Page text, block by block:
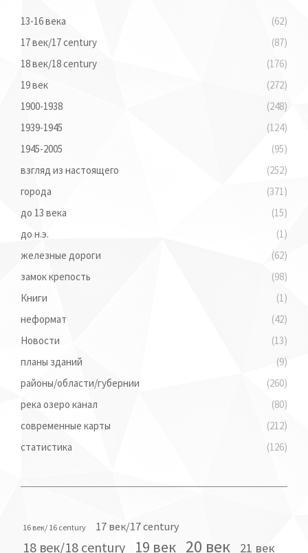
13-16 века
(62)
17 век/17 century
(87)
18 век/18 century
(176)
19 век
(272)
1900-1938
(248)
1939-1945
(124)
1945-2005
(95)
взгляд из настоящего
(252)
города
(371)
до 13 века
(15)
до н.э.
(1)
железные дороги
(62)
замок крепость
(98)
Книги
(1)
неформат
(42)
Новости
(13)
планы зданий
(9)
районы/области/губернии
(260)
река озеро канал
(80)
современные карты
(212)
статистика
(126)
16 век/ 16 century 17 век/17 century
18 век/18 century 19 век 20 век 21 век